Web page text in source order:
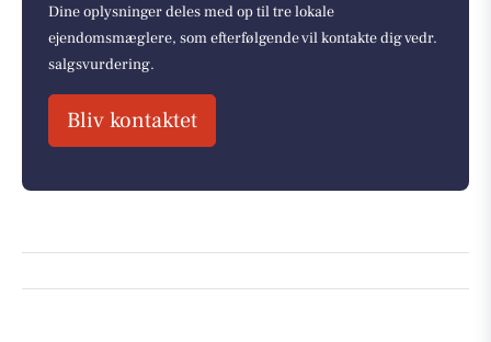
Dine oplysninger deles med op til tre lokale
ejendomsmæglere, som efterfølgende vil kontakte dig vedr.
salgsvurdering.
Bliv kontaktet